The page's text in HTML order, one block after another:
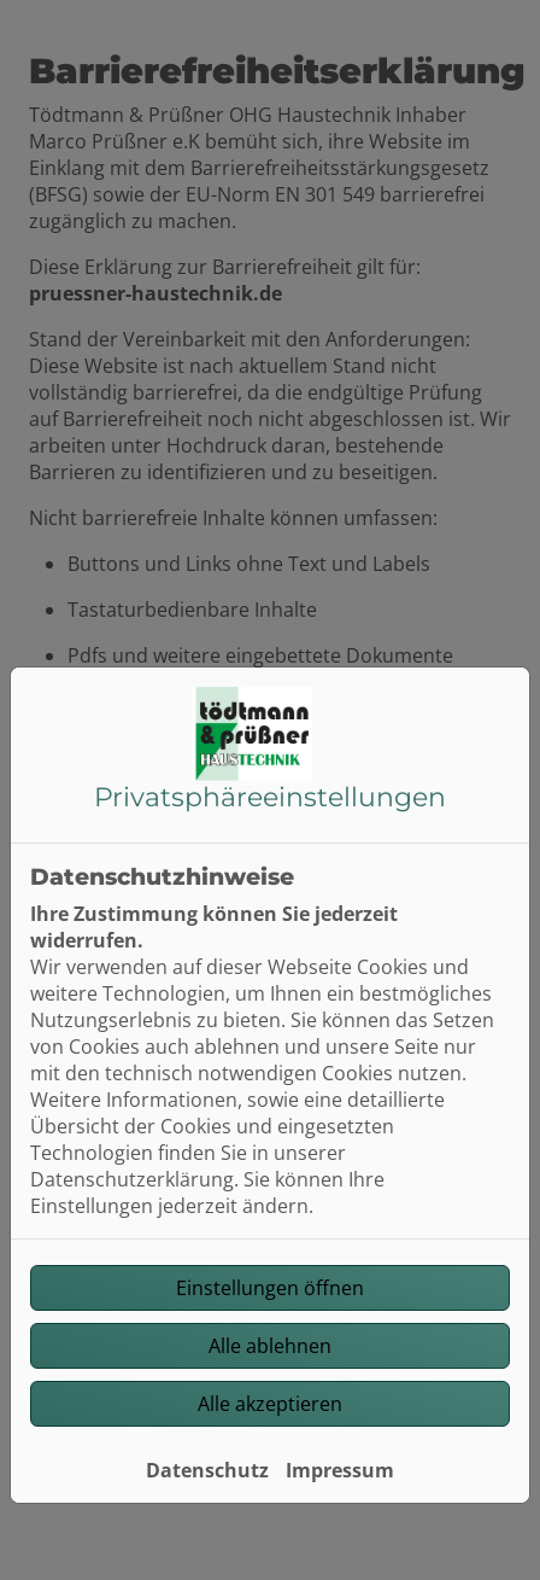
Barrierefreiheitserklärung
Tödtmann & Prüßner OHG Haustechnik Inhaber
Marco Prüßner e.K bemüht sich, ihre Website im
Einklang mit dem Barrierefreiheitsstärkungsgesetz
(BFSG) sowie der EU-Norm EN 301 549 barrierefrei
zugänglich zu machen.
Diese Erklärung zur Barrierefreiheit gilt für:
pruessner-haustechnik.de
Stand der Vereinbarkeit mit den Anforderungen:
Diese Website ist nach aktuellem Stand nicht
vollständig barrierefrei, da die endgültige Prüfung
auf Barrierefreiheit noch nicht abgeschlossen ist. Wir
arbeiten unter Hochdruck daran, bestehende
Barrieren zu identifizieren und zu beseitigen.
Nicht barrierefreie Inhalte können umfassen:
Buttons und Links ohne Text und Labels
Tastaturbedienbare Inhalte
Pdfs und weitere eingebettete Dokumente
Seiten zu Newsbeiträgen oder Landingpages
Audioinhalte ohne Untertitel oder
Nicht ausreichender Kontrast, u.a. bei Text vor
Bildern
Logos ohne Alternativtexte
Externe Tools wie Planer, Konfiguratoren oder
Assistenten
Feedback und Kontakt: Wenn Ihnen Barrieren
auffallen oder Sie Probleme bei der Nutzung unserer
Website haben, freuen wir uns über Ihre
Rückmeldung:info@pruessner-haustechnik.de
Schlichtungsverfahren: Sollten Sie innerhalb eines
angemessenen Zeitraums keine zufriedenstellende
Antwort erhalten, können Sie sich an die
Schlichtungsstelle gemäß § 16 BGG wenden:
Schlichtungsstelle BGG, c/o Deutscher
Behindertenrat, Telefon: 030 18 527-2805, E-
Mail: info@schlichtungsstelle-bgg.de,
www.schlichtungsstelle-bgg.de
Stand der Erklärung: Mai 2026
Privatsphäre­einstellungen
Datenschutzhinweise
Ihre Zustimmung können Sie jederzeit
widerrufen.
Wir verwenden auf dieser Webseite Cookies und
weitere Technologien, um Ihnen ein bestmögliches
Nutzungserlebnis zu bieten. Sie können das Setzen
von Cookies auch ablehnen und unsere Seite nur
mit den technisch notwendigen Cookies nutzen.
Weitere Informationen, sowie eine detaillierte
Übersicht der Cookies und eingesetzten
Technologien finden Sie in unserer
Datenschutzerklärung. Sie können Ihre
Einstellungen jederzeit ändern.
Einstellungen öffnen
Alle ablehnen
Alle akzeptieren
Datenschutz Impressum